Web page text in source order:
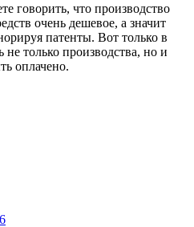
говорить, что производство
очень дешевое, а значит
патенты. Вот только в
не только производства, но и
оплачено.